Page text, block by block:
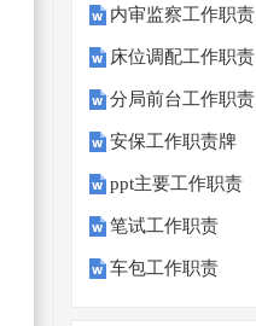
内审监察工作职责
床位调配工作职责
分局前台工作职责
安保工作职责牌
ppt主要工作职责
笔试工作职责
车包工作职责